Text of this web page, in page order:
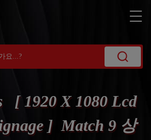
[ 1920 X 1080 Lcd
] Match 9 상